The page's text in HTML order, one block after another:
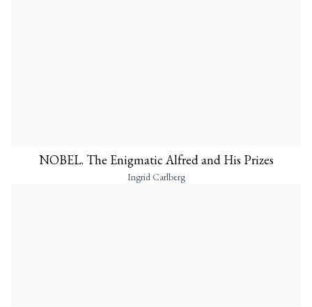
NOBEL. The Enigmatic Alfred and His Prizes
Ingrid Carlberg